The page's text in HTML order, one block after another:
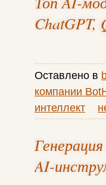
ChatGPT,
Оставлено в
компании
интеллект
AI-